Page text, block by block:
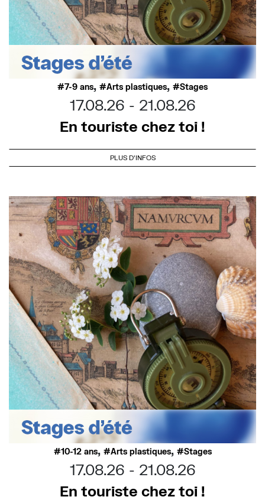
7-9 ans, Arts plastiques, Stages
17.08.26
21.08.26
En touriste chez toi !
PLUS D'INFOS
10-12 ans, Arts plastiques, Stages
17.08.26
21.08.26
En touriste chez toi !